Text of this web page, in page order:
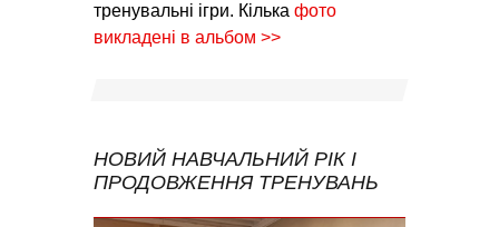
тренувальні ігри. Кілька фото
викладені в альбом >>
НОВИЙ НАВЧАЛЬНИЙ РІК І
ПРОДОВЖЕННЯ ТРЕНУВАНЬ